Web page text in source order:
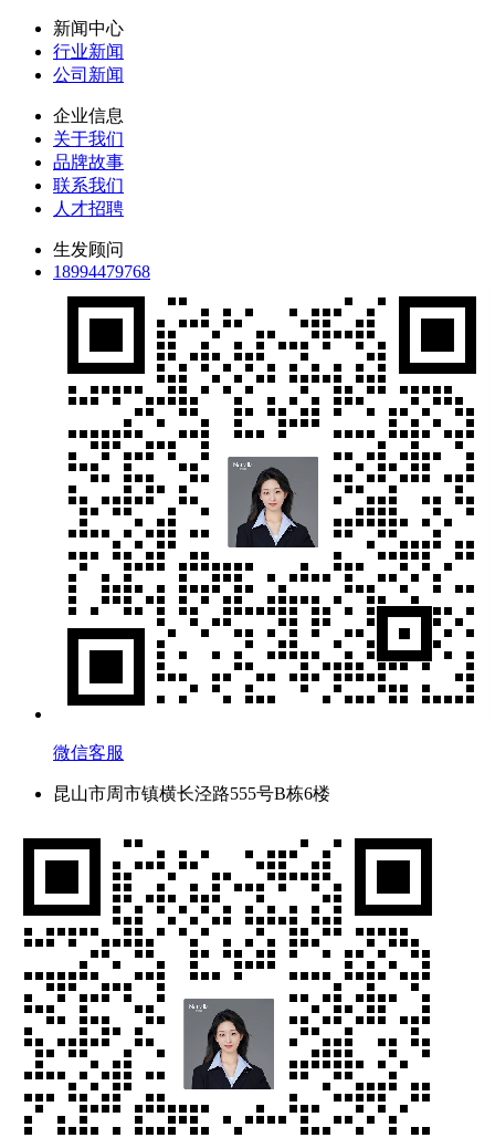
新闻中心
行业新闻
公司新闻
企业信息
关于我们
品牌故事
联系我们
人才招聘
生发顾问
18994479768
微信客服
昆山市周市镇横长泾路555号B栋6楼